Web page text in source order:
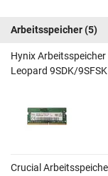
Arbeitsspeicher(5)
Hynix
Leopard 9SDK/
Crucial